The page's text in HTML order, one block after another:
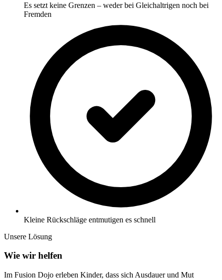
Es setzt keine Grenzen – weder bei Gleichaltrigen noch bei
Fremden
Kleine Rückschläge entmutigen es schnell
Unsere Lösung
Wie wir helfen
Im Fusion Dojo erleben Kinder, dass sich Ausdauer und Mut